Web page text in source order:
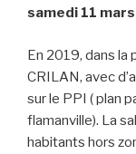
samedi 11
En 2019, dans la
CRILAN, avec
sur le PPI ( plan
flamanville). La
habitants hors